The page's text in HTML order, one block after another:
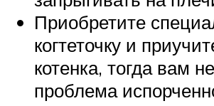
Приобретите
когтеточку и
котенка, тогда вам
проблема